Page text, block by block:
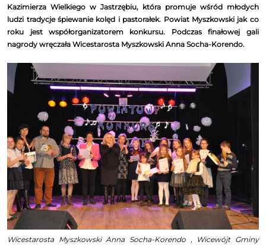
Kazimierza Wielkiego w Jastrzębiu, która promuje wśród młodych
ludzi tradycje śpiewanie kolęd i pastorałek. Powiat Myszkowski jak co
roku jest współorganizatorem konkursu. Podczas finałowej gali
nagrody wręczała Wicestarosta Myszkowski Anna Socha-Korendo.
Wicestarosta Myszkowski Anna Socha-Korendo , Wicewójt Gminy